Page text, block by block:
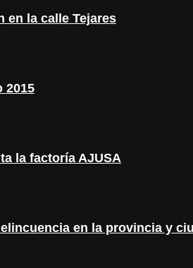
en la calle Tejares
2015
la factoría AJUSA
en la provincia y